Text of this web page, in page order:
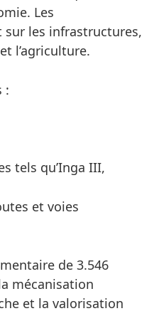
Les
les infrastructures,
l’agriculture.
:
tels qu’Inga III,
et voies
de 3.546
mécanisation
et la valorisation